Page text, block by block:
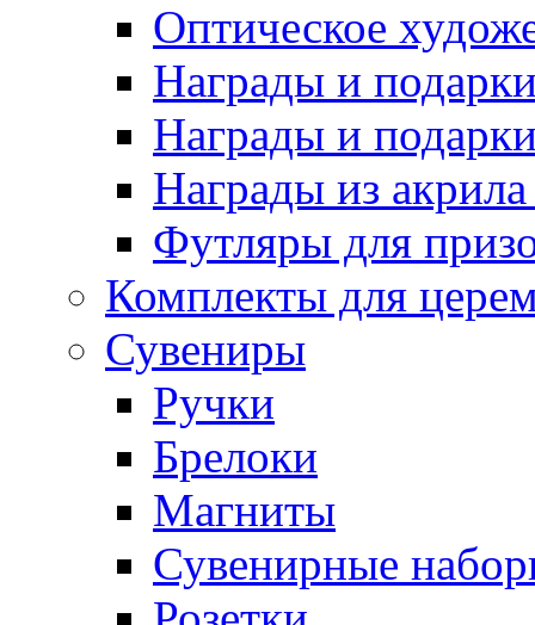
Оптическое
Награды и
Награды и
Награды из акрила
Футляры для
Комплекты для
Сувениры
Ручки
Брелоки
Магниты
Сувенирные